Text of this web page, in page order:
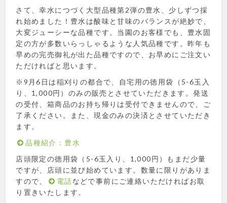
さて、幸水につづく大型品種第2弾の豊水、少しずつ採
れ始めました！豊水は酸味と甘味のバランスが絶妙で、
大変ジューシーな品種です。当園のお客様でも、豊水固
定の方が多数いらっしゃるような人気品種です。昨年も
早めの完売御礼が出た品種ですので、お早めにご注文い
ただければと思います。
※9月6日は稲刈りの都合で、自宅用の徳用袋（5-6玉入
り、1,000円）のみの販売とさせていただきます。発送
の受付、箱商品のお持ち帰りは受付できませんので、ご
了承ください。また、現金のみの決済とさせていただき
ます。
品種紹介：豊水
店頭限定の徳用袋（5-6玉入り、1,000円）もまだ少量
ですが、店頭に並び始めています。数量に限りがありま
すので、
電話などで事前にご連絡いただければお取
り置きいたします。